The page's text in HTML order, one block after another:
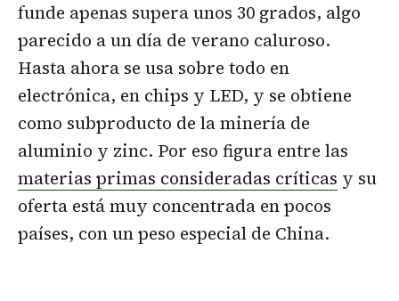
funde apenas supera unos 30 grados, algo
parecido a un día de verano caluroso.
Hasta ahora se usa sobre todo en
electrónica, en chips y LED, y se obtiene
como subproducto de la minería de
aluminio y zinc. Por eso figura entre las
materias primas consideradas críticas y su
oferta está muy concentrada en pocos
países, con un peso especial de China.